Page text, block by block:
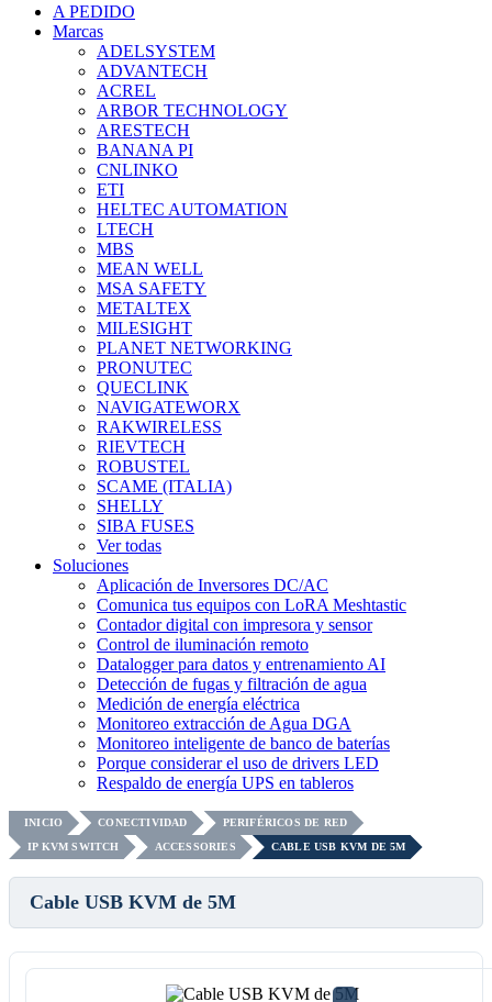
A PEDIDO
Marcas
ADELSYSTEM
ADVANTECH
ACREL
ARBOR TECHNOLOGY
ARESTECH
BANANA PI
CNLINKO
ETI
HELTEC AUTOMATION
LTECH
MBS
MEAN WELL
MSA SAFETY
METALTEX
MILESIGHT
PLANET NETWORKING
PRONUTEC
QUECLINK
NAVIGATEWORX
RAKWIRELESS
RIEVTECH
ROBUSTEL
SCAME (ITALIA)
SHELLY
SIBA FUSES
Ver todas
Soluciones
Aplicación de Inversores DC/AC
Comunica tus equipos con LoRA Meshtastic
Contador digital con impresora y sensor
Control de iluminación remoto
Datalogger para datos y entrenamiento AI
Detección de fugas y filtración de agua
Medición de energía eléctrica
Monitoreo extracción de Agua DGA
Monitoreo inteligente de banco de baterías
Porque considerar el uso de drivers LED
Respaldo de energía UPS en tableros
INICIO CONECTIVIDAD
PERIFÉRICOS DE RED
IP KVM SWITCH
ACCESSORIES CABLE USB KVM DE 5M
Cable USB KVM de 5M